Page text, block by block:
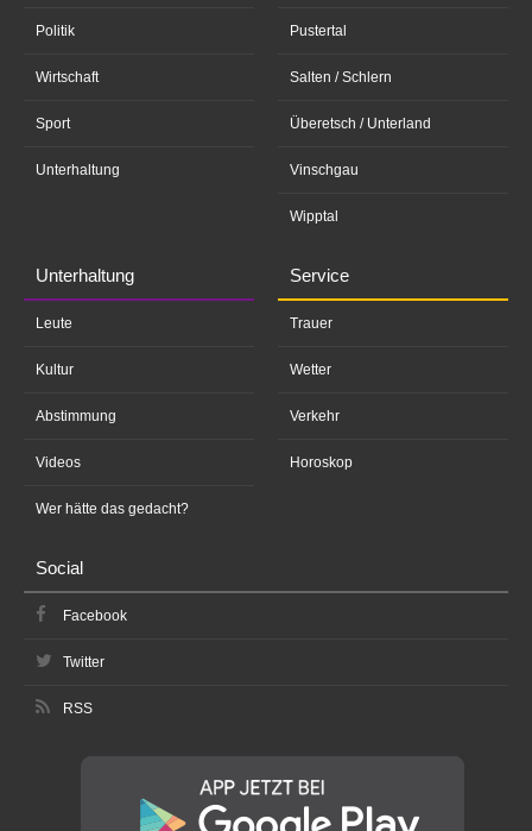
Politik
Wirtschaft
Sport
Unterhaltung
Pustertal
Salten / Schlern
Überetsch / Unterland
Vinschgau
Wipptal
Unterhaltung
Leute
Kultur
Abstimmung
Videos
Wer hätte das gedacht?
Service
Trauer
Wetter
Verkehr
Horoskop
Social
Facebook
Twitter
RSS